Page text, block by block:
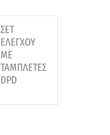
ΣΕΤ
ΕΛΕΓΧΟΥ
ΜΕ
ΤΑΜΠΛΕΤΕΣ
DPD